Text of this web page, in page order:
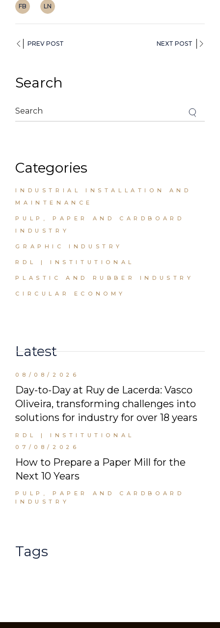
FB LN
PREV POST NEXT POST
Search
Categories
INDUSTRIAL INSTALLATION AND
MAINTENANCE
PULP, PAPER AND CARDBOARD
INDUSTRY
GRAPHIC INDUSTRY
RDL | INSTITUTIONAL
PLASTIC AND RUBBER INDUSTRY
CIRCULAR ECONOMY
Latest
08/08/2026
Day-to-Day at Ruy de Lacerda: Vasco
Oliveira, transforming challenges into
solutions for industry for over 18 years
RDL | INSTITUTIONAL
07/08/2026
How to Prepare a Paper Mill for the
Next 10 Years
PULP, PAPER AND CARDBOARD
INDUSTRY
Tags